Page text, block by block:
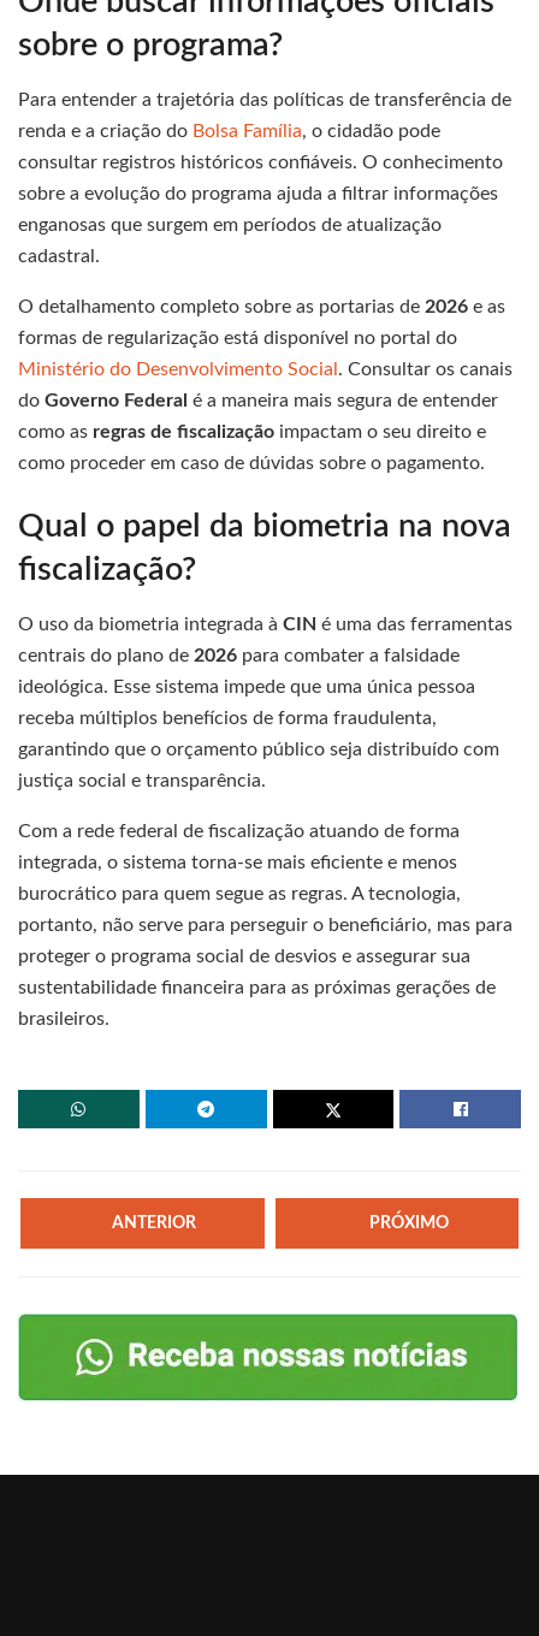
sobre o programa?
Para entender a trajetória das políticas de transferência de
renda e a criação do Bolsa Família, o cidadão pode
consultar registros históricos confiáveis. O conhecimento
sobre a evolução do programa ajuda a filtrar informações
enganosas que surgem em períodos de atualização
cadastral.
O detalhamento completo sobre as portarias de 2026 e as
formas de regularização está disponível no portal do
Ministério do Desenvolvimento Social. Consultar os canais
do Governo Federal é a maneira mais segura de entender
como as regras de fiscalização impactam o seu direito e
como proceder em caso de dúvidas sobre o pagamento.
Qual o papel da biometria na nova
fiscalização?
O uso da biometria integrada à CIN é uma das ferramentas
centrais do plano de 2026 para combater a falsidade
ideológica. Esse sistema impede que uma única pessoa
receba múltiplos benefícios de forma fraudulenta,
garantindo que o orçamento público seja distribuído com
justiça social e transparência.
Com a rede federal de fiscalização atuando de forma
integrada, o sistema torna-se mais eficiente e menos
burocrático para quem segue as regras. A tecnologia,
portanto, não serve para perseguir o beneficiário, mas para
proteger o programa social de desvios e assegurar sua
sustentabilidade financeira para as próximas gerações de
brasileiros.
ANTERIOR PRÓXIMO